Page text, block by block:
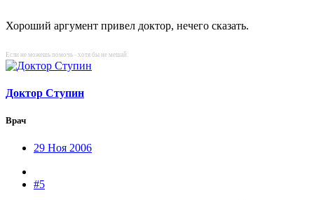
Хороший аргумент привел доктор, нечего сказать.
Если не можешь помочь - хотя бы не мешай.
Доктор Ступин
Врач
29 Ноя 2006
#5